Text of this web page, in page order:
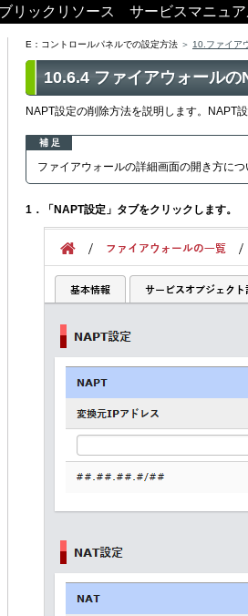
ブリックリソース サービスマニュ
E：コントロールパネルでの設定方法 10.ファイア
10.6.4 ファイアウォール
NAPT設定の削除方法を説明します。NAPT
補 足
ファイアウォールの詳細画面の開き方につ
1．「NAPT設定」タブをクリックします。